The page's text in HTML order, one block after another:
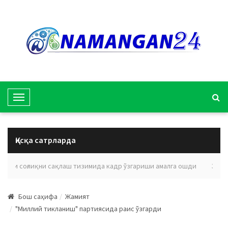
T
o
g
v
i
Қисқа сатрларда
соғлиқни сақлаш тизимида кадр ўзгариши амалга ошди
Бош саҳифа
Жамият
"Миллий тикланиш" партиясида раис ўзгарди